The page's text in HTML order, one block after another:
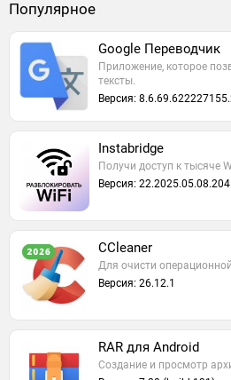
Популярное
Google Переводчик
Приложение, которое
тексты.
Версия:
Instabridge
Получи доступ к тысяче
Версия:
CCleaner
Для очисти
Версия: 26.12.1
RAR для Android
Создание и просмотр